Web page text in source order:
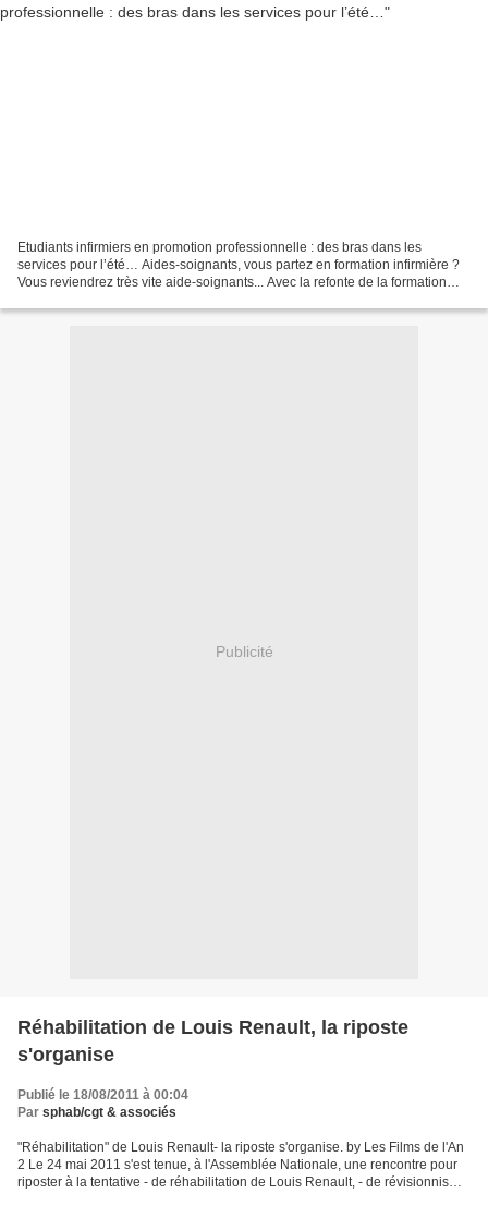
Etudiants infirmiers en promotion professionnelle : des bras dans les
services pour l’été… Aides-soignants, vous partez en formation infirmière ?
Vous reviendrez très vite aide-soignants... Avec la refonte de la formation
Publicité
Réhabilitation de Louis Renault, la riposte
s'organise
Publié le 18/08/2011 à 00:04
Par sphab/cgt & associés
"Réhabilitation" de Louis Renault- la riposte s'organise. by Les Films de l'An
2 Le 24 mai 2011 s'est tenue, à l'Assemblée Nationale, une rencontre pour
riposter à la tentative - de réhabilitation de Louis Renault, - de révisionnisme